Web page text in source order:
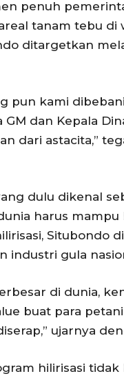
penuh
tanam tebu di
ditargetkan
pun kami
dan Kepala
dari astacita,”
dulu dikenal
harus
Situbondo
industri gula
di dunia,
buat para
ujarnya
hilirisasi